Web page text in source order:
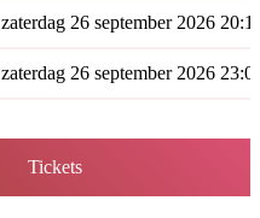
zaterdag 26 september 2026
zaterdag 26 september 2026
Tickets